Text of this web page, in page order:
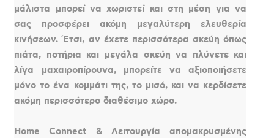
μάλιστα μπορεί να χωριστεί και στη μέση για να
σας προσφέρει ακόμη μεγαλύτερη ελευθερία
κινήσεων. Έτσι, αν έχετε περισσότερα σκεύη όπως
πιάτα, ποτήρια και μεγάλα σκεύη να πλύνετε και
λίγα μαχαιροπίρουνα, μπορείτε να αξιοποιήσετε
μόνο το ένα κομμάτι της, το μισό, και να κερδίσετε
ακόμη περισσότερο διαθέσιμο χώρο.
Home Connect & Λειτουργία απομακρυσμένης